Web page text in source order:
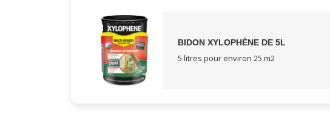
BIDON XYLOPHÈNE DE 5L
5 litres pour environ 25 m2